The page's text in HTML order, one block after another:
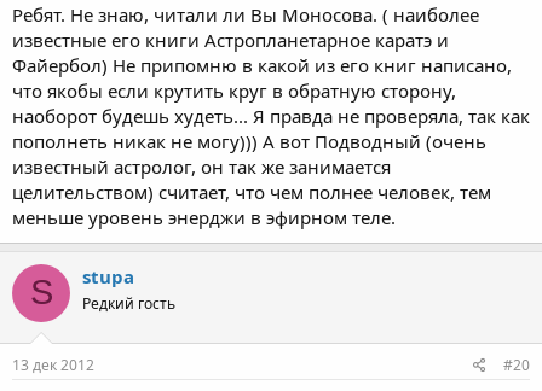
Ребят. Не знаю, читали ли Вы Моносова. ( наиболее
известные его книги Астропланетарное каратэ и
Файербол) Не припомню в какой из его книг написано,
что якобы если крутить круг в обратную сторону,
наоборот будешь худеть... Я правда не проверяла, так как
пополнеть никак не могу))) А вот Подводный (очень
известный астролог, он так же занимается
целительством) считает, что чем полнее человек, тем
меньше уровень энерджи в эфирном теле.
S stupa
Редкий гость
13 дек 2012 #20